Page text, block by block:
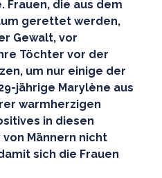
Frauen, die aus dem
gerettet werden,
Gewalt, vor
Töchter vor der
um nur einige der
jährige Marylène aus
warmherzigen
in diesen
Männern nicht
sich die Frauen